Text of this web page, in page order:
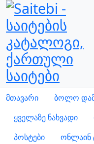
მთავარი
ბოლო
ყველაზე ნახვადი
პოსტები
ონლაინ